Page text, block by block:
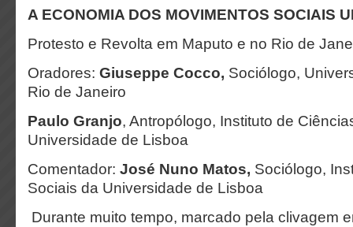
A ECONOMIA DOS MOVIMENTOS SOCIAIS
Protesto e Revolta em Maputo e no Rio de
Oradores: Giuseppe Cocco, Sociólogo,
Rio de Janeiro
Paulo Granjo, Antropólogo, Instituto de
Universidade de Lisboa
Comentador: José Nuno Matos, Sociólogo,
Sociais da Universidade de Lisboa
Durante muito tempo, marcado pela clivagem